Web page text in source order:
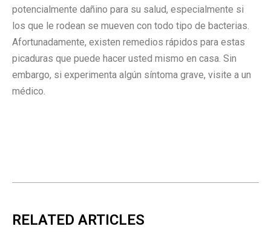
potencialmente dañino para su salud, especialmente si
los que le rodean se mueven con todo tipo de bacterias.
Afortunadamente, existen remedios rápidos para estas
picaduras que puede hacer usted mismo en casa. Sin
embargo, si experimenta algún síntoma grave, visite a un
médico.
RELATED ARTICLES